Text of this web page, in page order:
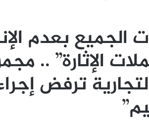
بعدم
الإثارة” ..
ترفض